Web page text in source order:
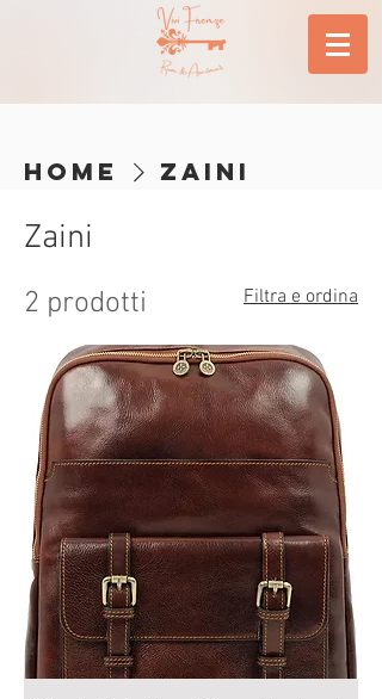
Home Zaini
Zaini
2 prodotti Filtra e ordina